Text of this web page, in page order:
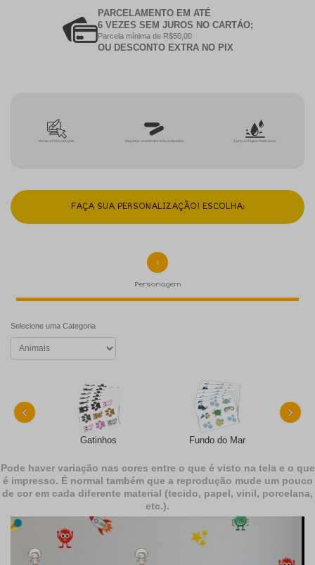
PARCELAMENTO EM ATÉ
6 VEZES SEM JUROS NO CARTÁO;
Parcela mínima de R$50,00
OU DESCONTO EXTRA NO PIX
Monte o kit do seu jeito Etiquetas resistentes Não esfarelam A prova d'água Pode lavar
FAÇA SUA PERSONALIZAÇÃO! ESCOLHA:
1
Personagem
Selecione uma Categoria
Gatinhos Fundo do Mar
‹ ›
Pode haver variação nas cores entre o que é visto na tela e o que
é impresso. É normal também que a reprodução mude um pouco
de cor em cada diferente material (tecido, papel, vinil, porcelana,
etc.).